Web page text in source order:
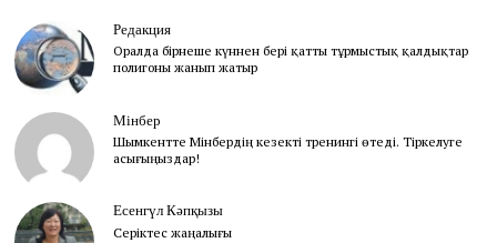
Редакция
Оралда бірнеше күннен бері қатты тұрмыстық қалдықтар
полигоны жанып жатыр
Мінбер
Шымкентте Мінбердің кезекті тренингі өтеді. Тіркелуге
асығыңыздар!
Есенгүл Кәпқызы
Серіктес жаңалығы